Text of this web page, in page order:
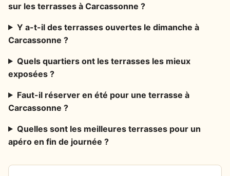
sur les terrasses à Carcassonne ?
Y a-t-il des terrasses ouvertes le dimanche à
Carcassonne ?
Quels quartiers ont les terrasses les mieux
exposées ?
Faut-il réserver en été pour une terrasse à
Carcassonne ?
Quelles sont les meilleures terrasses pour un
apéro en fin de journée ?